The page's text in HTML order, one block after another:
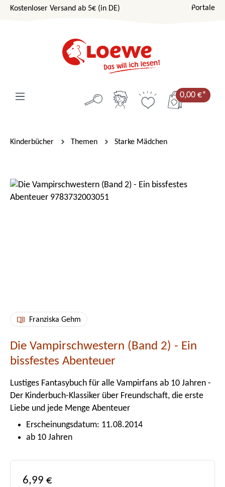
Zum Hauptinhalt springen
Kostenloser Versand ab 5€ (in DE) Portale
0,00 €*
Kinderbücher Themen Starke Mädchen
Bildergalerie überspringen
Franziska Gehm
Die Vampirschwestern (Band 2) - Ein
bissfestes Abenteuer
Lustiges Fantasybuch für alle Vampirfans ab 10 Jahren -
Der Kinderbuch-Klassiker über Freundschaft, die erste
Liebe und jede Menge Abenteuer
Erscheinungsdatum: 11.08.2014
ab 10 Jahren
Regulärer Preis:
6,99 €